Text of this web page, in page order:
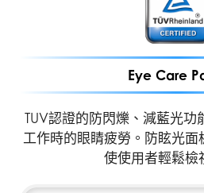
Eye Care
TUV認證的防閃爍、減藍光功
工作時的眼睛疲勞。防眩光面
使使用者輕鬆檢